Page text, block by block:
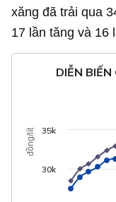
xăng đã trải qua
17 lần tăng và 16
đồng/lít
DIỄN
30k
35k